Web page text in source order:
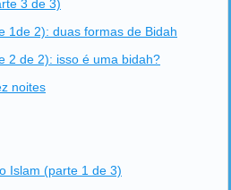
3 de 3)
1de 2): duas formas de Bidah
2 de 2): isso é uma bidah?
noites
Islam (parte 1 de 3)